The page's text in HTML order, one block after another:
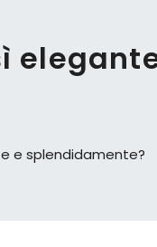
e splendidamente?